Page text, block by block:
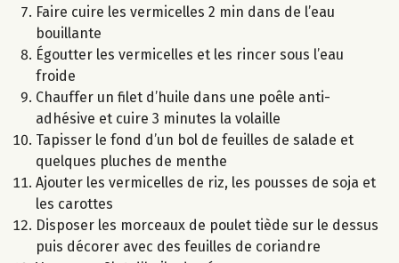
Faire cuire les vermicelles 2 min dans de l’eau
bouillante
Égoutter les vermicelles et les rincer sous l’eau
froide
Chauffer un filet d’huile dans une poêle anti-
adhésive et cuire 3 minutes la volaille
Tapisser le fond d’un bol de feuilles de salade et
quelques pluches de menthe
Ajouter les vermicelles de riz, les pousses de soja et
les carottes
Disposer les morceaux de poulet tiède sur le dessus
puis décorer avec des feuilles de coriandre